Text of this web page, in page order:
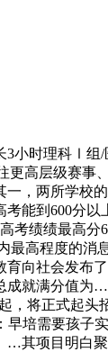
小时理科Ⅰ组
高层级赛事
，两所学校
能到600分以
考绩绩最高分
最高程度的消
向社会发布
成就满分值
将正式起头
培需要孩子
其项目明白